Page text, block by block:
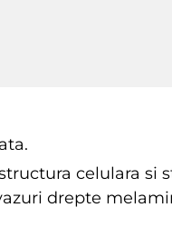
celulara
drepte